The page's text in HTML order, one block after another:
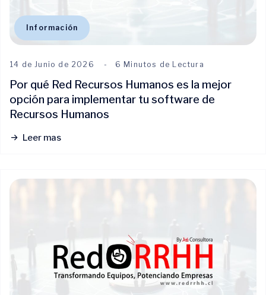
Información
14 de Junio de 2026 6 Minutos de Lectura
Por qué Red Recursos Humanos es la mejor
opción para implementar tu software de
Recursos Humanos
Leer mas